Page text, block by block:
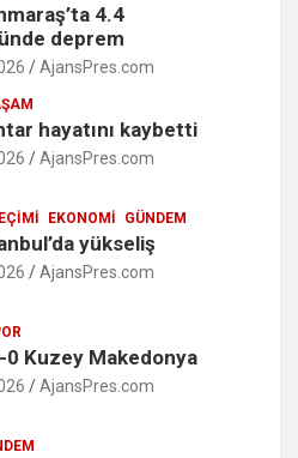
4.4
deprem
AjansPres.com
hayatını kaybetti
AjansPres.com
EKONOMI GÜNDEM
yükseliş
AjansPres.com
Kuzey Makedonya
AjansPres.com